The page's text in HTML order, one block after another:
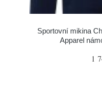
Sportovní mikina
Apparel
1